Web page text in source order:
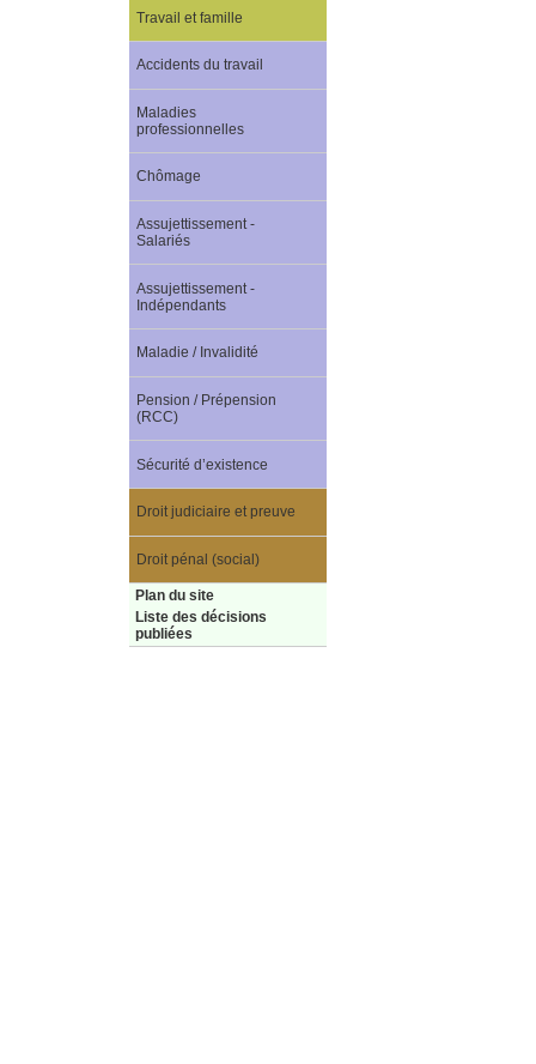
Travail et famille
Accidents du travail
Maladies
professionnelles
Chômage
Assujettissement -
Salariés
Assujettissement -
Indépendants
Maladie / Invalidité
Pension / Prépension
(RCC)
Sécurité d’existence
Droit judiciaire et preuve
Droit pénal (social)
Plan du site
Liste des décisions
publiées